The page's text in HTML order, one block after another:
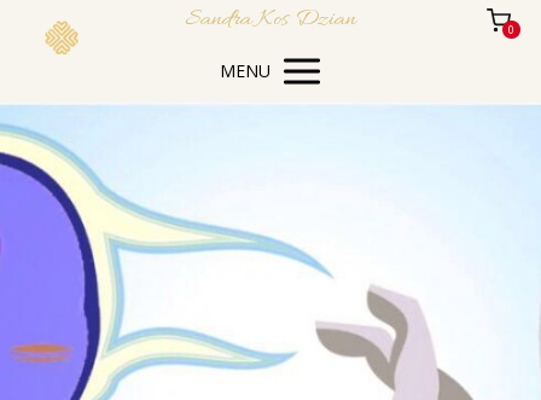
Sandra Kos Dzian 0
MENU